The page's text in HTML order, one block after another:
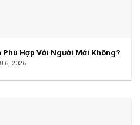
Hợp Với Người Mới Không?
6, 2026